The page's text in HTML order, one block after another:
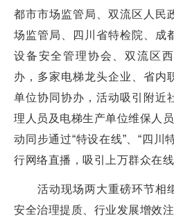
都市市场监管局、双流区人民
场监管局、四川省特检院、成
设备安全管理协会、双流区
办，多家电梯龙头企业、省内
单位协同协办，活动吸引附近
理人员及电梯生产单位维保人
动同步通过“特设在线”、“四川
行网络直播，吸引上万群众在线
活动现场两大重磅环节相
安全治理提质、行业发展增效注